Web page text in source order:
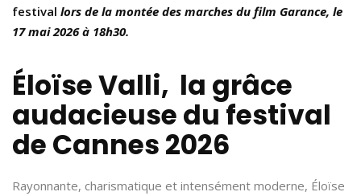
festival lors de la montée des marches du film Garance, le
17 mai 2026 à 18h30.
Éloïse Valli, la grâce
audacieuse du festival
de Cannes 2026
Rayonnante, charismatique et intensément moderne, Éloïse